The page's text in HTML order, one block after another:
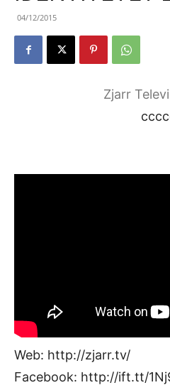
04/12/2015
Zjarr
Web: http://zjarr.tv/
Facebook: http://ift.tt/